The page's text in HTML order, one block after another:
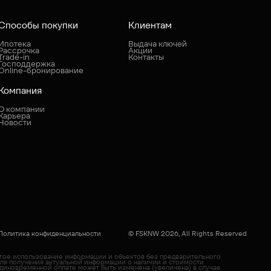
покупки
in
бронирование
Клиентам
Выдача ключей
Акции
Контакты
компании
конфиденциальности © FSKNW 2026, All Rights Reserved
использование информации и объектов без предварительного
получения актуальной информации о наличии и стоимости
оплате может быть изменена (увеличена) в случае